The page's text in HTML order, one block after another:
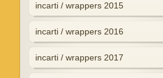
incarti / wrappers 2015
incarti / wrappers 2016
incarti / wrappers 2017